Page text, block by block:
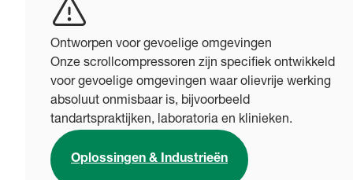
Ontworpen voor gevoelige omgevingen
Onze scrollcompressoren zijn specifiek ontwikkeld
voor gevoelige omgevingen waar olievrije werking
absoluut onmisbaar is, bijvoorbeeld
tandartspraktijken, laboratoria en klinieken.
Oplossingen & Industrieën